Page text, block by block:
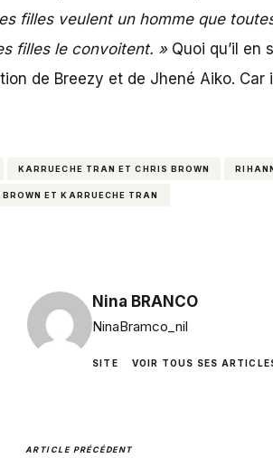
filles veulent un homme que
filles le convoitent. » Quoi qu’il en
de Breezy et de Jhené Aiko. Car
KARRUECHE TRAN ET CHRIS BROWN
ET KARRUECHE TRAN
Nina BRANCO
NinaBramco_nil
SITE VOIR TOUS SES
ARTICLE PRÉCÉDENT